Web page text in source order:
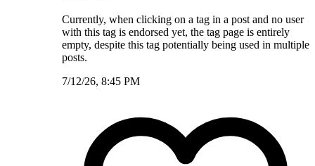
Currently, when clicking on a tag in a post and no user
with this tag is endorsed yet, the tag page is entirely
empty, despite this tag potentially being used in multiple
posts.
7/12/26, 8:45 PM